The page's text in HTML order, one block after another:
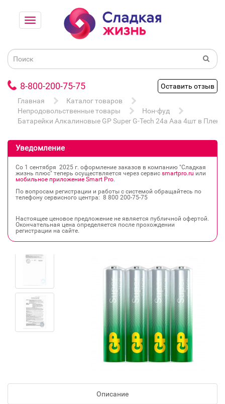
8-800-200-75-75
Оставить отзыв
Главная
Каталог товаров
Непродовольственные товары
Нон-фуд
Батарейки Алкалиновые GP Super G-Tech 24а Ааa 4шт в
Уведомление
Со 1 сентября 2025 г. оформление заказов в компанию "Сладкая
жизнь плюс" теперь осуществляется через сервис smartpro.ru или
мобильное приложение Smart Pro.
По вопросам регистрации и работы с системой обращайтесь по
телефону сервисного центра: 8 800 200‐75‐75
Настоящее ценовое предложение не является публичной офертой.
Окончательная цена определяется после прохождении
регистрации на сайте.
Описание